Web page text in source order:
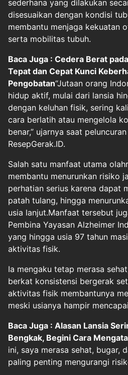
sederhana yang dilakukan
disesuaikan dengan kondisi
membantu menjaga kekuatan
serta mobilitas tubuh.
Baca Juga : Cedera Berat
Tepat dan Cepat Kunci
Pengobatan“Jutaan orang
hidup aktif, mulai dari lansia
dengan keluhan fisik, sering
cara berlatih atau mengelola
benar,” ujarnya saat
ResepGerak.ID.
Salah satu manfaat utama
membantu menurunkan risiko
perhatian serius karena dapat
patah tulang, hingga
usia lanjut.Manfaat tersebut
Pembina Yayasan Alzheimer
yang hingga usia 97 tahun
aktivitas fisik.
Ia mengaku tetap merasa
berkat konsistensi bergerak
aktivitas fisik membantunya
meski usianya hampir
Baca Juga : Alasan Lansia
Bengkak, Begini Cara
ini, saya merasa sehat, bugar,
paling penting mengurangi